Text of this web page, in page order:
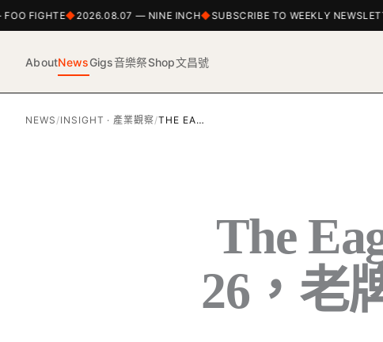
FIGHTE 2026.08.07 — NINE INCH SUBSCRIBE TO WEEKLY
AboutNewsGigs音樂祭Shop文昌號
NEWS /INSIGHT · 產業觀察/THE EA…
The
26，老